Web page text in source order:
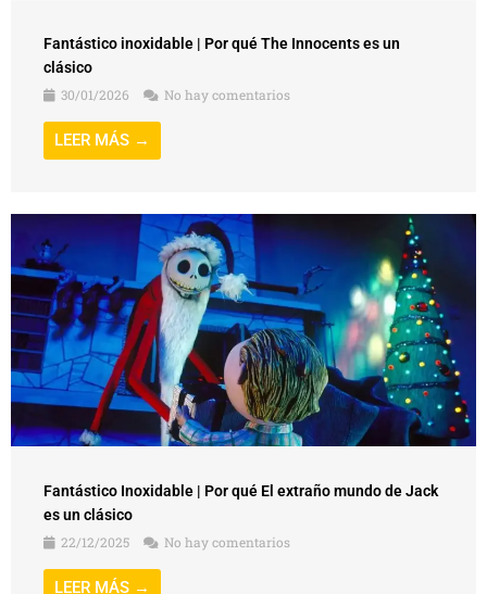
Fantástico inoxidable | Por qué The Innocents es un
clásico
30/01/2026
No hay comentarios
LEER MÁS →
Fantástico Inoxidable | Por qué El extraño mundo de Jack
es un clásico
22/12/2025
No hay comentarios
LEER MÁS →